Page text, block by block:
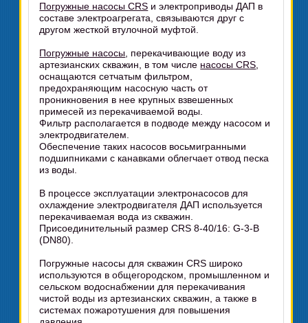
Погружные насосы CRS и электроприводы ДАП в
составе электроагрегата, связываются друг с
другом жесткой втулочной муфтой.
Погружные насосы , перекачивающие воду из
артезианских скважин, в том числе насосы CRS
оснащаются сетчатым фильтром,
предохраняющим насосную часть от
проникновения в нее крупных взвешенных
примесей из перекачиваемой воды.
Фильтр располагается в подводе между насосом и
электродвигателем.
Обеспечение таких насосов восьмигранными
подшипниками с канавками облегчает отвод песка
из воды.
В процессе эксплуатации электронасосов для
охлаждение электродвигателя ДАП используется
перекачиваемая вода из скважин.
Присоединительный размер CRS 8-40/16: G-3-B
(DN80).
Погружные насосы для скважин CRS широко
используются в общегородском, промышленном и
сельском водоснабжении для перекачивания
чистой воды из артезианских скважин, а также в
системах пожаротушения для повышения